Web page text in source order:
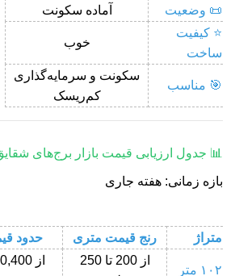
📜 وضعیت
آماده سکونت
⭐ کیفیت
ساخت
خوب
🎯 مناسب
سکونت و سرمایه‌گذاری
کم‌ریسک
📊 جدول ارزیابی قیمت بازار برج‌های
بازه زمانی: هفته جاری
متراژ رنج قیمت متری حدود
۱۰۲ متر
از 200 تا 250